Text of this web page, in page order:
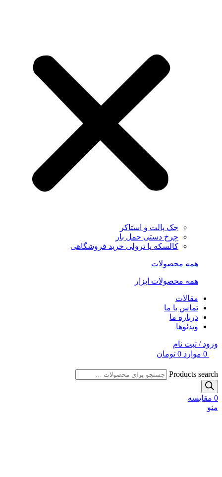
جک پالت و استاکر
چرخ دستی حمل بار
کالسکه یا ترولی خرید فروشگاهی
همه محصولات
همه محصولات ابزار
مقالات
تماس با ما
درباره ما
ویدئوها
ورود / ثبت نام
0 موارد 0 تومان
Products search
0 مقایسه
منو